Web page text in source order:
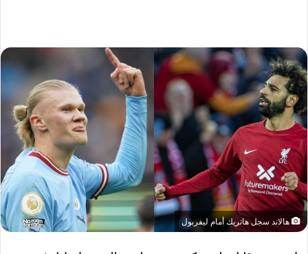
هالاند سجل هاتريك أمام ليفربول